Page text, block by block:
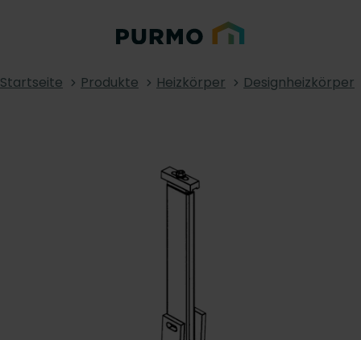
Startseite Produkte Heizkörper Designheizkörper